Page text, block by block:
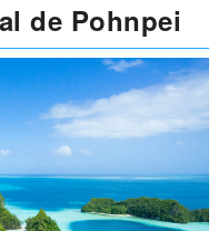
de Pohnpei